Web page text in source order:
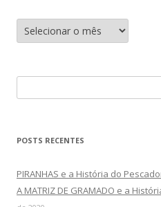
A
q
o
e
POSTS RECENTES
PIRANHAS e a História do
A MATRIZ DE GRAMADO e a